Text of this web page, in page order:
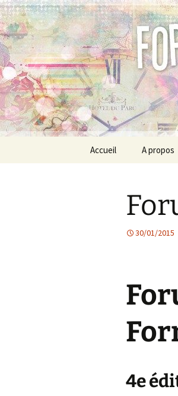
Aller
au
contenu
Accueil A propos
30/01/2015
4e